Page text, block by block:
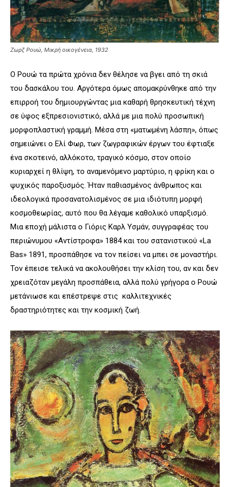
Ζωρζ Ρουώ, Μικρή οικογένεια, 1932
Ο Ρουώ τα πρώτα χρόνια δεν θέλησε να βγει από τη σκιά
του δασκάλου του. Αργότερα όμως απομακρύνθηκε από την
επιρροή του δημιουργώντας μια καθαρή θρησκευτική τέχνη
σε ύφος εξπρεσιονιστικό, αλλά με μια πολύ προσωπική
μορφοπλαστική γραμμή. Μέσα στη «ματωμένη λάσπη», όπως
σημειώνει ο Ελί Φωρ, των ζωγραφικών έργων του έφτιαξε
ένα σκοτεινό, αλλόκοτο, τραγικό κόσμο, στον οποίο
κυριαρχεί η θλίψη, το αναμενόμενο μαρτύριο, η φρίκη και ο
ψυχικός παροξυσμός. Ήταν παθιασμένος άνθρωπος και
ιδεολογικά προσανατολισμένος σε μια ιδιότυπη μορφή
κοσμοθεωρίας, αυτό που θα λέγαμε καθολικό υπαρξισμό.
Μια εποχή μάλιστα ο Γιόρις Καρλ Υσμάν, συγγραφέας του
περιώνυμου «Αντίστροφα» 1884 και του σατανιστικού «La
Bas» 1891, προσπάθησε να τον πείσει να μπει σε μοναστήρι.
Τον έπεισε τελικά να ακολουθήσει την κλίση του, αν και δεν
χρειαζόταν μεγάλη προσπάθεια, αλλά πολύ γρήγορα ο Ρουώ
μετάνιωσε και επέστρεψε στις καλλιτεχνικές
δραστηριότητες και την κοσμική ζωή.